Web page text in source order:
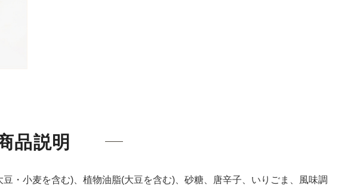
品説明
・小麦を含む)、植物油脂(大豆を含む)、砂糖、唐辛子、いりごま、風味調